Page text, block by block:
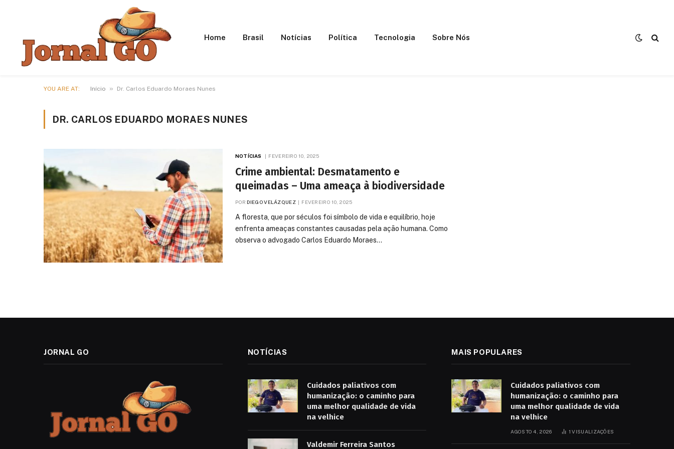
Home Brasil Notícias Política Tecnologia Sobre Nós
YOU ARE AT: Início » Dr. Carlos Eduardo Moraes Nunes
DR. CARLOS EDUARDO MORAES NUNES
NOTÍCIAS FEVEREIRO 10, 2025
Crime ambiental: Desmatamento e
queimadas – Uma ameaça à biodiversidade
POR DIEGO VELÁZQUEZ FEVEREIRO 10, 2025
A floresta, que por séculos foi símbolo de vida e equilíbrio, hoje
enfrenta ameaças constantes causadas pela ação humana. Como
observa o advogado Carlos Eduardo Moraes…
JORNAL GO NOTÍCIAS
Cuidados paliativos com
humanização: o caminho para
uma melhor qualidade de vida
na velhice
Valdemir Ferreira Santos
MAIS POPULARES
Cuidados paliativos com
humanização: o caminho para
uma melhor qualidade de vida
na velhice
AGOSTO 4, 2026 1VISUALIZAÇÕES